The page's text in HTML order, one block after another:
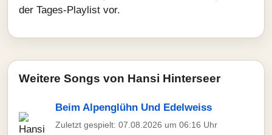
der Tages-Playlist vor.
Weitere Songs von Hansi Hinterseer
Beim Alpenglühn Und Edelweiss
Zuletzt gespielt: 07.08.2026 um 06:16 Uhr